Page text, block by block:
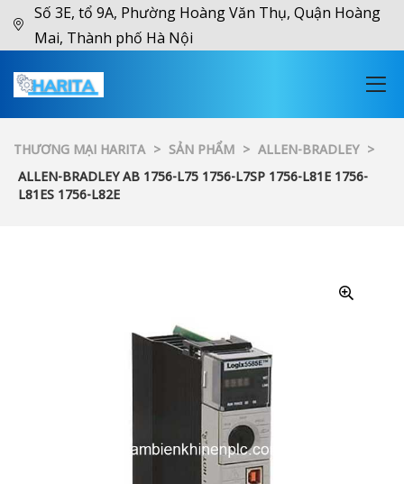
Số 3E, tổ 9A, Phường Hoàng Văn Thụ, Quận Hoàng
Mai, Thành phố Hà Nội
THƯƠNG MẠI HARITA > SẢN PHẨM > ALLEN-BRADLEY >
ALLEN-BRADLEY AB 1756-L75 1756-L7SP 1756-L81E 1756-
L81ES 1756-L82E